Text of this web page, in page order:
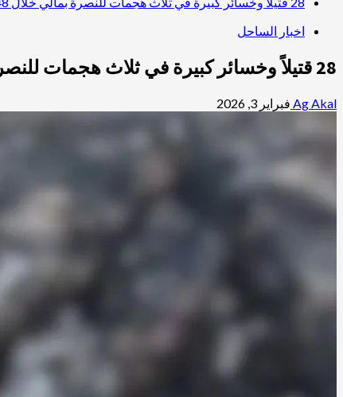
اخبار الساحل
28 قتيلاً وخسائر كبيرة في ثلاث هجمات للنصرة بمالي خلال 48 ساعة
Ag Akal فبراير 3, 2026